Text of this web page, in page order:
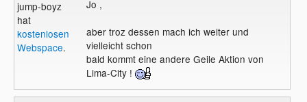
jump-boyz
hat
kostenlosen
Webspace.
Jo ,
aber troz dessen mach ich weiter und
vielleicht schon
bald kommt eine andere Geile Aktion von
Lima-City !